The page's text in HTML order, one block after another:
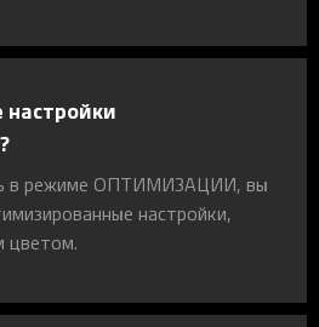
настройки
в режиме ОПТИМИЗАЦИИ, вы
настройки,
цветом.